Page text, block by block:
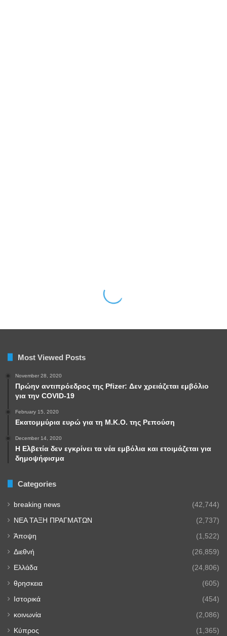
Most Viewed Posts
November 28, 2020
Πρώην αντιπρόεδρος της Pfizer: Δεν χρειάζεται εμβόλιο
για την COVID-19
February 15, 2020
Εκατομμύρια ευρώ για τη Μ.Κ.Ο. της Ρεπούση
December 14, 2020
Η Ελβετία δεν εγκρίνει τα νέα εμβόλια και ετοιμάζεται για
δημοψήφισμα
Categories
breaking news (42,744)
NEA TAΞΗ ΠΡΑΓΜΑΤΩΝ (2,737)
Άποψη (1,522)
Διεθνή (26,859)
Ελλάδα (24,806)
θρησκεια (605)
Ιστορικά (454)
κοινωνία (2,086)
Κύπρος (1,365)